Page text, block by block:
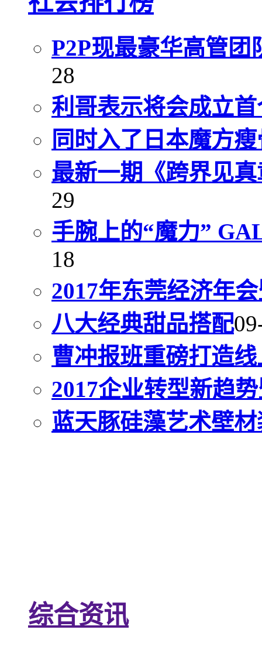
P2P现最豪华高管
28
利哥表示将会成立
同时入了日本魔方
最新一期《跨界见
29
手腕上的“魔力”
18
2017年东莞经济年
八大经典甜品搭配
曹冲报班重磅打造
2017企业转型新趋
蓝天豚硅藻艺术壁
综合资讯